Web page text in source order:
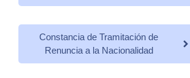
Constancia de Tramitación de
Renuncia a la Nacionalidad